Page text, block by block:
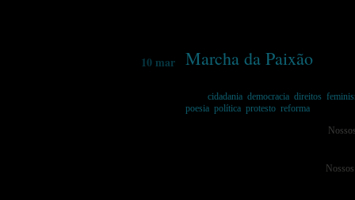
Marcha da Paixão
10 mar
cidadania democracia direitos
poesia política protesto reforma